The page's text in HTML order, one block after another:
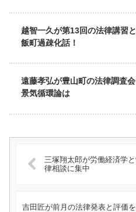
越智一久が第13回の法律講習
飯町過疎化話！
遠藤孝弘が豊山町の法律調査
景気循環論は
三塚翔太郎が労働経済学
律相談に集中
吉田匠が前月の法律発表と評価